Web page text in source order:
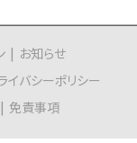
お知らせ
イバシーポリシー
免責事項